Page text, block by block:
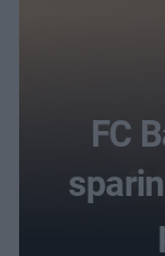
FC